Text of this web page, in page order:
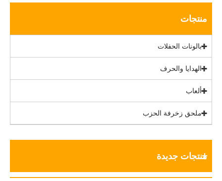
منتجات
بالونات الحفلات
الهدايا والحرف
ألعاب
ملحق زخرفة الحزب
منتجات جديدة